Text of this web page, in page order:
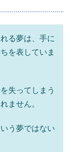
る夢は、手に
を表していま
失ってしまう
ません。
う夢ではない